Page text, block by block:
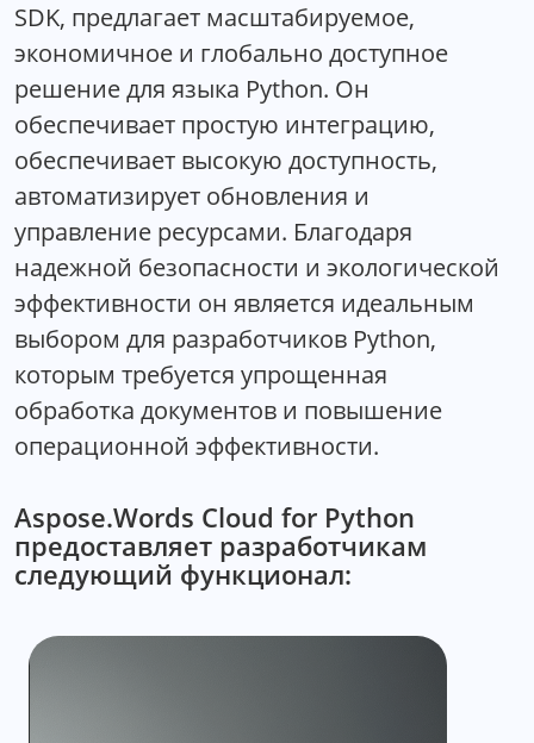
SDK, предлагает масштабируемое,
экономичное и глобально доступное
решение для языка Python. Он
обеспечивает простую интеграцию,
обеспечивает высокую доступность,
автоматизирует обновления и
управление ресурсами. Благодаря
надежной безопасности и экологической
эффективности он является идеальным
выбором для разработчиков Python,
которым требуется упрощенная
обработка документов и повышение
операционной эффективности.
Aspose.Words Cloud for Python
предоставляет разработчикам
следующий функционал: